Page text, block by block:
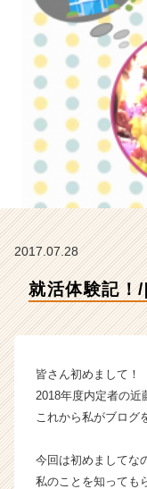
2017.07.28
就活体験記！
皆さん初めまして！
2018年度内定者の
これから私がブログ
今回は初めましてな
私のことを知っても